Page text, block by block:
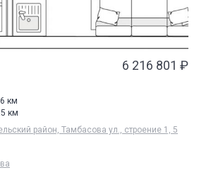
6 216 801 ₽
км
км
район, Тамбасова ул., строение 1, 5